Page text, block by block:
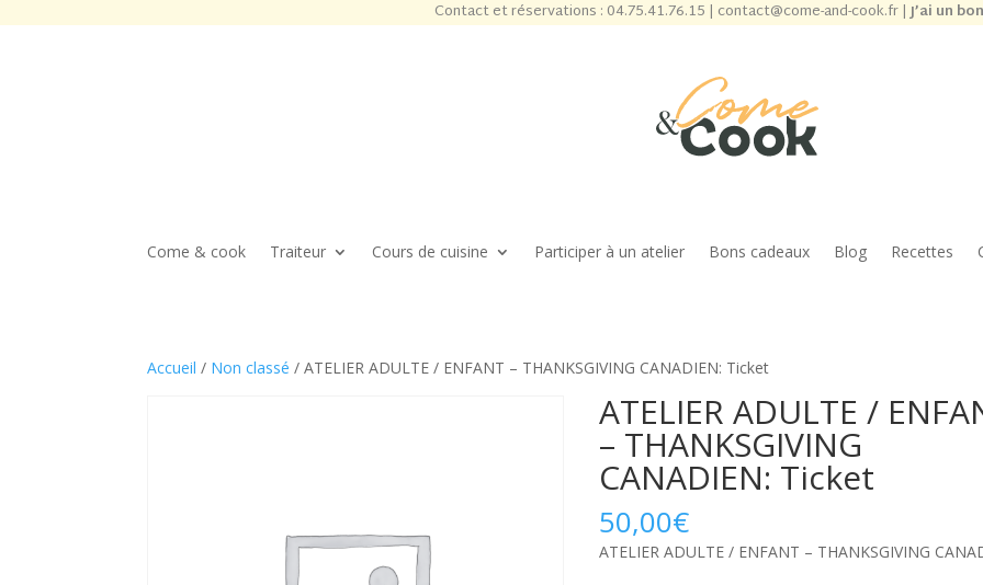
Contact et réservations : 04.75.41.76.15 | contact@come-and-cook.fr|J’ai un
Come & cook Traiteur Cours de cuisine Participer à un atelier Bons cadeaux Blog Recettes
Accueil / Non classé / ATELIER ADULTE / ENFANT – THANKSGIVING CANADIEN: Ticket
ATELIER ADULTE /
– THANKSGIVING
CANADIEN: Ticket
50,00€
ATELIER ADULTE / ENFANT – THANKSGIVING